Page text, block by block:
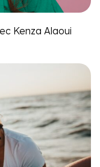
Kenza Alaoui